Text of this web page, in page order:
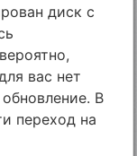
диск с
вас нет
В
переход на